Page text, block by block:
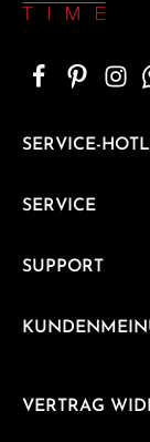
SERVICE-
SERVICE
SUPPORT
VERTRAG